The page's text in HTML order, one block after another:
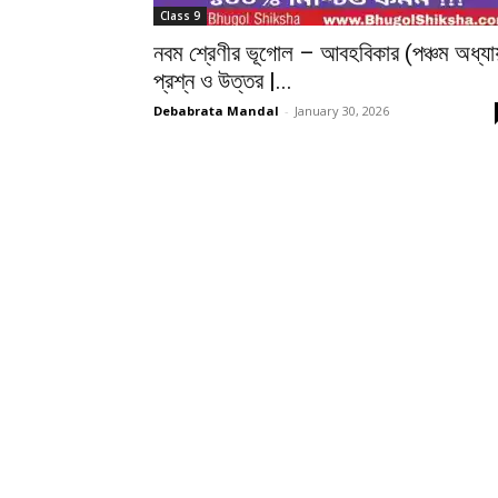
Class 9
নবম শ্রেণীর ভূগোল – আবহবিকার (পঞ্চম
প্রশ্ন ও উত্তর |...
Debabrata Mandal - January 30, 2026